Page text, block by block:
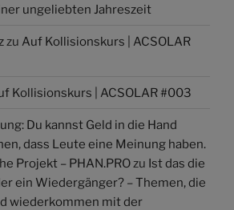
ungeliebten Jahreszeit
zu Auf Kollisionskurs | ACSOLAR
Kollisionskurs | ACSOLAR #003
Du kannst Geld in die Hand
dass Leute eine Meinung haben.
Projekt – PHAN.PRO zu Ist das die
ein Wiedergänger? – Themen, die
wiederkommen mit der